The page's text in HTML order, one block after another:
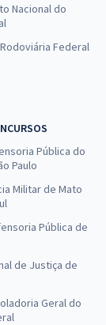
Nacional do
Federal
Pública do
Paulo
Militar de Mato
Pública de
de Justiça de
Geral do